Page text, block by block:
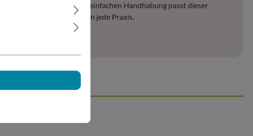
Dank der stilvollen und einfachen Handhabung passt dieser
Becherspender perfekt in jede Praxis.